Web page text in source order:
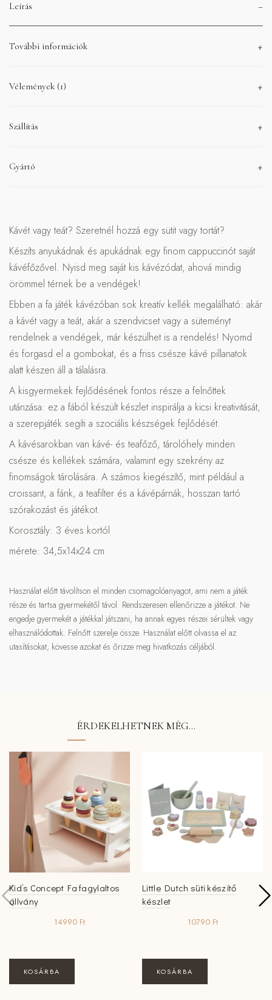
Leírás
További információk
Vélemények (1)
Szállítás
Gyártó
Kávét vagy teát? Szeretnél hozzá egy sütit vagy tortát?
Készíts anyukádnak és apukádnak egy finom cappuccinót saját
kávéfőzővel. Nyisd meg saját kis kávézódat, ahová mindig
örömmel térnek be a vendégek!
Ebben a fa játék kávézóban sok kreatív kellék megalálható: akár
a kávét vagy a teát, akár a szendvicset vagy a süteményt
rendelnek a vendégek, már készülhet is a rendelés! Nyomd
és forgasd el a gombokat, és a friss csésze kávé pillanatok
alatt készen áll a tálalásra.
A kisgyermekek fejlődésének fontos része a felnőttek
utánzása: ez a fából készült készlet inspirálja a kicsi kreativitását,
a szerepjáték segíti a szociális készségek fejlődését.
A kávésarokban van kávé- és teafőző, tárolóhely minden
csésze és kellékek számára, valamint egy szekrény az
finomságok tárolására. A számos kiegészítő, mint például a
croissant, a fánk, a teafilter és a kávépárnák, hosszan tartó
szórakozást és játékot.
Korosztály: 3 éves kortól
mérete: 34,5x14x24 cm
Használat előtt távolítson el minden csomagolóanyagot, ami nem a játék
része és tartsa gyermekétől távol. Rendszeresen ellenőrizze a játékot. Ne
engedje gyermekét a játékkal játszani, ha annak egyes részei sérültek vagy
elhasználódottak. Felnőtt szerelje össze. Használat előtt olvassa el az
utasításokat, kövesse azokat és őrizze meg hivatkozás céljából.
ÉRDEKELHETNEK MÉG…
Kid’s Concept Fa fagylaltos
állvány
14990 Ft
KOSÁRBA
Little Dutch süti készítő
készlet
10790 Ft
KOSÁRBA